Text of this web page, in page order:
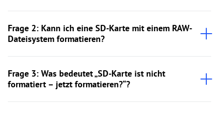
Frage 2: Kann ich eine SD-Karte mit einem RAW-
Dateisystem formatieren?
Frage 3: Was bedeutet „SD-Karte ist nicht
formatiert – jetzt formatieren?“?